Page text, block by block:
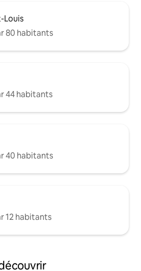
Louis
80 habitants
44 habitants
40 habitants
12 habitants